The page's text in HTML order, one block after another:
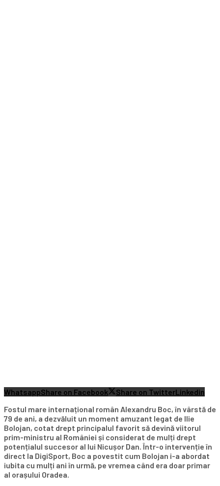
WhatsappShare on Facebook Share on TwitterLinkedin
Fostul mare internațional român Alexandru Boc, în vârstă de
79 de ani, a dezvăluit un moment amuzant legat de Ilie
Bolojan, cotat drept principalul favorit să devină viitorul
prim-ministru al României și considerat de mulți drept
potențialul succesor al lui Nicușor Dan. Într-o intervenție în
direct la DigiSport, Boc a povestit cum Bolojan i-a abordat
iubita cu mulți ani în urmă, pe vremea când era doar primar
al orașului Oradea.